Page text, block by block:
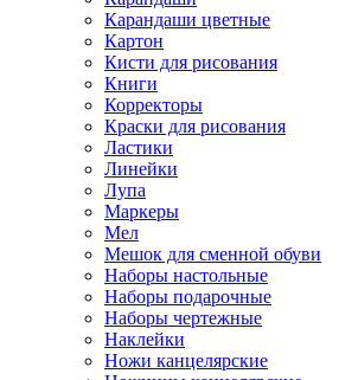
Карандаши цветные
Картон
Кисти для рисования
Книги
Корректоры
Краски для рисования
Ластики
Линейки
Лупа
Маркеры
Мел
Мешок для сменной обуви
Наборы настольные
Наборы подарочные
Наборы чертежные
Наклейки
Ножи канцелярские